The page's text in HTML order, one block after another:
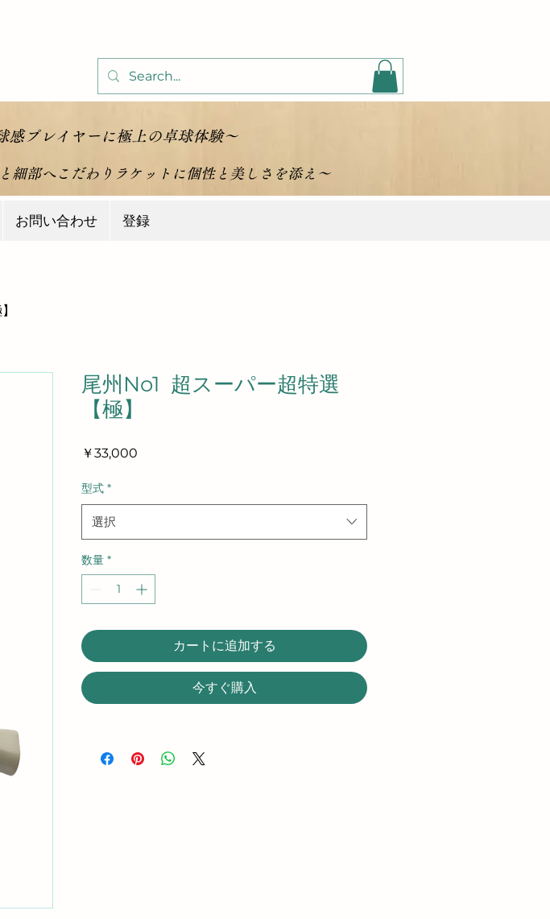
感プレイヤーに極上の卓球体験～
細部へこだわりラケットに個性と美しさを添え～
お問い合わせ 登録
尾州No1 超スーパー超特選
【極】
￥33,000
型式 *
選択
数量 *
カートに追加する
今すぐ購入